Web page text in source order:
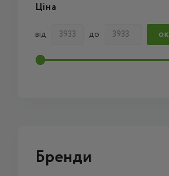
Ціна
від до ОК
Бренди